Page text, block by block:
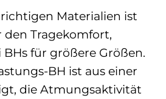
Materialien ist
Tragekomfort,
für größere Größen.
BH ist aus einer
die Atmungsaktivität